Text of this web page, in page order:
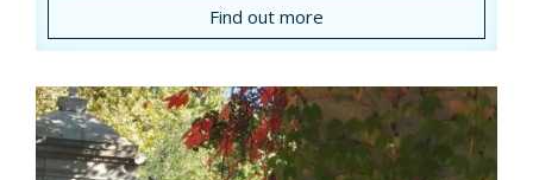
Find out more